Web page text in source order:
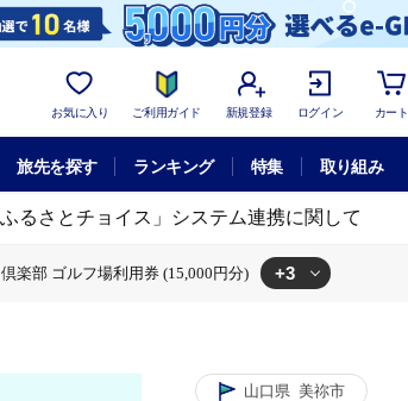
お気に入り ご利用ガイド 新規登録 ログイン カート
旅先を探す ランキング 特集 取り組み
ふるさとチョイス」システム連携に関して
楽部 ゴルフ場利用券 (15,000円分) +3
山口県 美祢市